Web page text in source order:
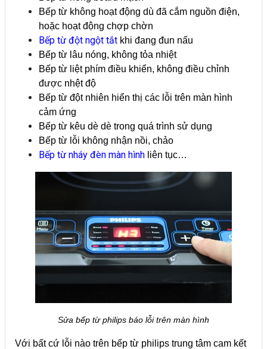
Bếp từ không hoạt động dù đã cắm nguồn điện,
hoặc hoạt động chợp chờn
Bếp từ đột ngột tắt khi đang đun nấu
Bếp từ lâu nóng, không tỏa nhiệt
Bếp từ liệt phím điều khiển, không điều chỉnh
được nhệt độ
Bếp từ đột nhiên hiển thị các lỗi trên màn hình
cảm ứng
Bếp từ kêu dè dè trong quá trình sử dụng
Bếp từ lỗi không nhận nồi, chảo
Bếp từ nháy đèn màn hình liên tục…
Sửa bếp từ philips báo lỗi trên màn hình
Với bất cứ lỗi nào trên bếp từ philips trung tâm cam kết